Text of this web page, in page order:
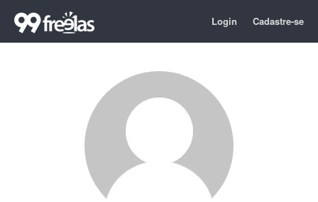
Login Cadastre-se